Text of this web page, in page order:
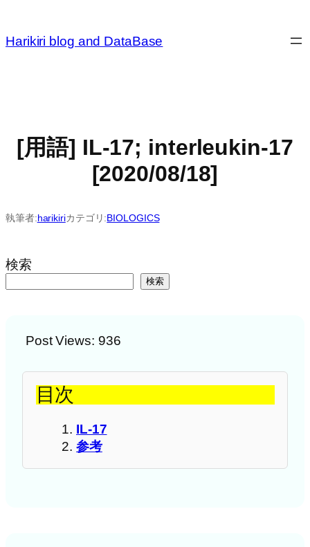
を
Harikiri blog and DataBase
[用語] IL-17; interleukin-17
[2020/08/18]
執筆者:harikiriカテゴリ:BIOLOGICS
検索
検索
Post Views: 936
目次
IL-17
参考